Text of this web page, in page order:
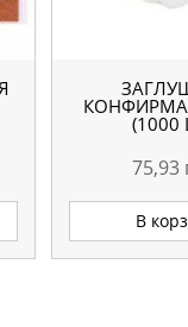
(1000
75,93
В